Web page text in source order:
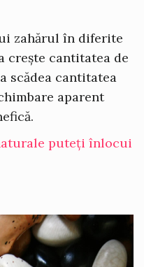
zahărul în diferite
crește cantitatea de
scădea cantitatea
aparent
puteți înlocui